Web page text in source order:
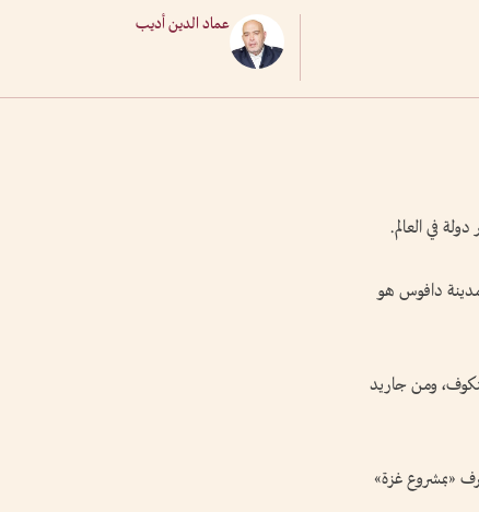
عماد الدين أديب
مدينة دافوس هو
ومن جاريد
«بمشروع غزة»